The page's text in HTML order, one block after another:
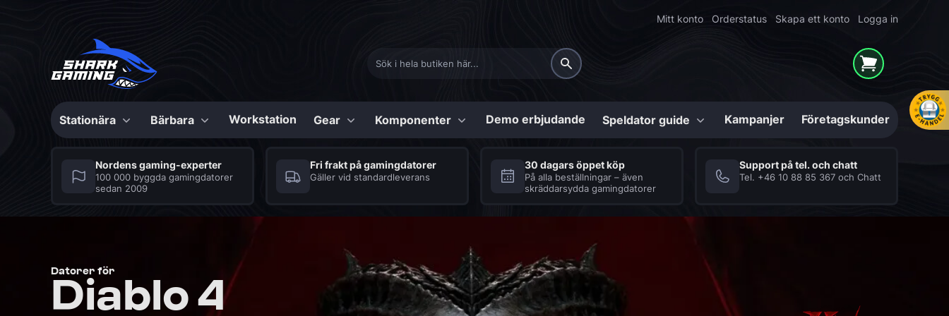
Mitt konto Orderstatus Skapa ett konto Logga in
Stationära
Konfigurerbara
Max Bite
Series
Konfigurerbara
Series
fördelar
Mighty Shark
Bärbara
Konfigurerbar
Shark Gaming
Bärbara datorer
fördelar
Tillbehör
Bärbara datorer
för bärbara speldatorer
Workstation Gear
Tangentbord Headset
Komponenter
Grafikkort Processor och kylning Strömförsörjning Internminne (RAM)
Demo erbjudande Speldator guide
CS2 Speldator Fortnite Speldator COD:BO6 Speldator Diablo 4 Speldator
Kampanjer Företagskunder
Nordens gaming-experter
100 000 byggda gamingdatorer
sedan 2009
Fri frakt på gamingdatorer
Gäller vid standardleverans
30 dagars öppet köp
På alla beställningar – även
skräddarsydda gamingdatorer
Support på tel. och chatt
Tel. +46 10 88 85 367 och Chatt
Datorer för
Diablo 4